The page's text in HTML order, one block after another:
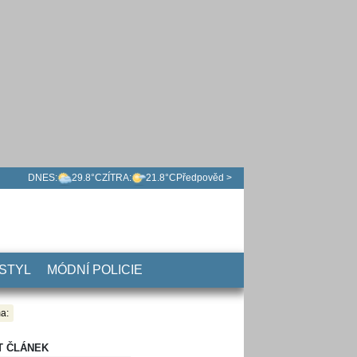
DNES: 29.8°CZÍTRA: 21.8°C Předpověd >
MÓDNÍ POLICIE
ČLÁNEK